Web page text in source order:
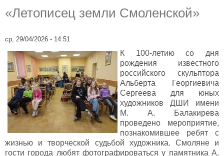
«Летописец земли Смоленской»
ср, 29/04/2026 - 14:51
К 100-летию со дня
рождения известного
российского скульптора
Альберта Георгиевича
Сергеева для юных
художников ДШИ имени
М. А. Балакирева
проведено мероприятие,
познакомившее ребят с
жизнью и творческой судьбой художника. Смоляне и
гости города любят фотографироваться у памятника А.